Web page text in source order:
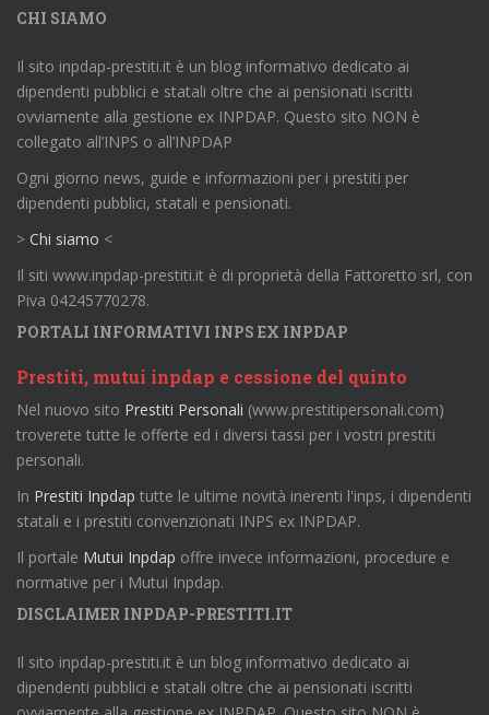
CHI SIAMO
Il sito inpdap-prestiti.it è un blog informativo dedicato ai
dipendenti pubblici e statali oltre che ai pensionati iscritti
ovviamente alla gestione ex INPDAP. Questo sito NON è
collegato all’INPS o all’INPDAP
Ogni giorno news, guide e informazioni per i prestiti per
dipendenti pubblici, statali e pensionati.
> Chi siamo <
Il siti www.inpdap-prestiti.it è di proprietà della Fattoretto srl, con
Piva 04245770278.
PORTALI INFORMATIVI INPS EX INPDAP
Prestiti, mutui inpdap e cessione del quinto
Nel nuovo sito Prestiti Personali (www.prestitipersonali.com)
troverete tutte le offerte ed i diversi tassi per i vostri prestiti
personali.
In Prestiti Inpdap tutte le ultime novità inerenti l'inps, i dipendenti
statali e i prestiti convenzionati INPS ex INPDAP.
Il portale Mutui Inpdap offre invece informazioni, procedure e
normative per i Mutui Inpdap.
DISCLAIMER INPDAP-PRESTITI.IT
Il sito inpdap-prestiti.it è un blog informativo dedicato ai
dipendenti pubblici e statali oltre che ai pensionati iscritti